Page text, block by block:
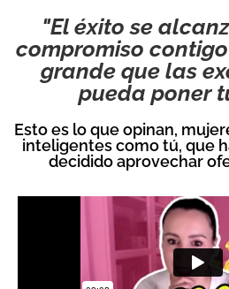
"El éxito se
compromiso
grande que las
pueda poner
Esto es lo que opinan,
inteligentes como tú, que
decidido aprovechar